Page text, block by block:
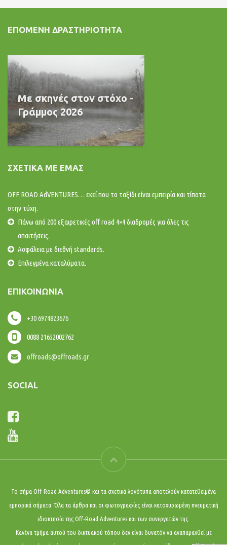
ΕΠΌΜΕΝΗ ΔΡΑΣΤΗΡΙΌΤΗΤΑ
Με σκηνές στον στόχο -
Γράμμος 2026
ΣΧΕΤΙΚΆ ΜΕ ΕΜΆΣ
OFF ROAD AdVENTURES… εκεί που το ταξίδι είναι εμπειρία και τίποτα
στην τύχη.
Πάνω από 200 εξαιρετικές off road 4×4 διαδρομές για όλες τις
απαιτήσεις.
Ασφάλεια με διεθνή standards.
Επιλεγμένα καταλύματα.
ΕΠΙΚΟΙΝΩΝΊΑ
+30 6974823676
0088 21652002762
offroads@offroads.gr
SOCIAL
Το σήμα Off-Road Adventures© και τα σχετικά λογότυπα αποτελούν κατατεθειμένα
εμπορικά σήματα. Όλα τα άρθρα και οι φωτογραφίες είναι κατοχυρωμένη πνευματική
ιδιοκτησία της Off-Road Adventures και των συνεργατών της.
Κανένα τμήμα αυτού του δικτυακού τόπου δεν είναι δυνατόν να αναπαραχθεί με